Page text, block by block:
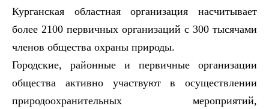
Курганская областная организация насчитывает
более 2100 первичных организаций с 300 тысячами
членов общества охраны природы.
Городские, районные и первичные организации
общества активно участвуют в осуществлении
природоохранительных мероприятий,